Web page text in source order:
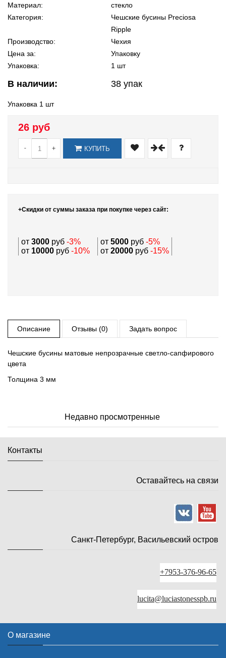
Материал:
стекло
Категория:
Чешские бусины Preciosa
Ripple
Производство:
Чехия
Цена за:
Упаковку
Упаковка:
1 шт
В наличии: 38 упак
Упаковка 1 шт
26 руб
- + КУПИТЬ
+Скидки от суммы заказа при покупке через сайт:
от 3000 руб -3% от 5000 руб -5%
от 10000 руб -10% от 20000 руб -15%
Описание Отзывы (0) Задать вопрос
Чешские бусины матовые непрозрачные светло-сапфирового
цвета
Толщина 3 мм
Недавно просмотренные
Контакты
Оставайтесь на связи
Санкт-Петербург, Васильевский остров
+7953-376-96-65
lucita@luciastonesspb.ru
О магазине